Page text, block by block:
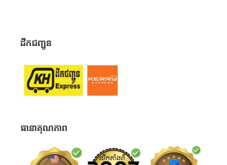
ដឹកជញ្ជូន
ធានាគុណភាព